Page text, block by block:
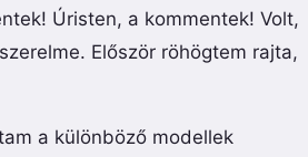
Úristen, a kommentek! Volt,
Először röhögtem rajta,
a különböző modellek